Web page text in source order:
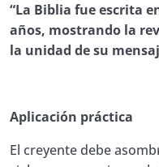
21. Manual de
Quiz Biblia 21. Manual
Bíblico
“La Biblia fue escrita
años, mostrando la
la unidad de su
Aplicación práctica
El creyente debe